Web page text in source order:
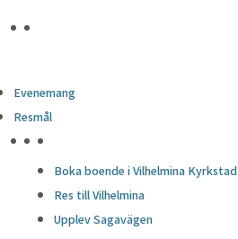
Evenemang
Resmål
Boka boende i Vilhelmina Kyrkstad
Res till Vilhelmina
Upplev Sagavägen